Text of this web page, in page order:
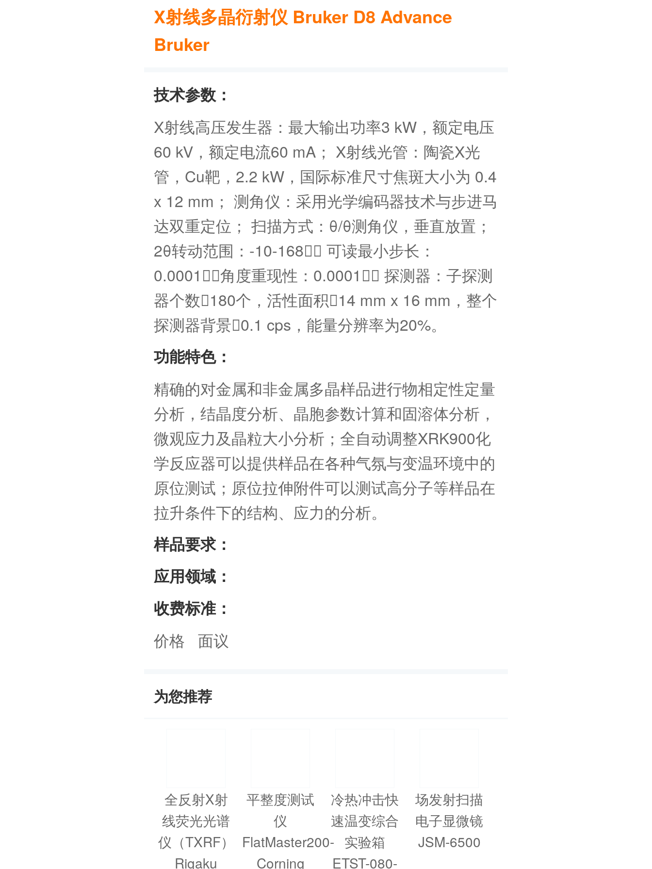
X射线多晶衍射仪 Bruker D8 Advance
Bruker
技术参数：
X射线高压发生器：最大输出功率3 kW，额定电压
60 kV，额定电流60 mA； X射线光管：陶瓷X光
管，Cu靶，2.2 kW，国际标准尺寸焦斑大小为 0.4
x 12 mm； 测角仪：采用光学编码器技术与步进马
达双重定位； 扫描方式：θ/θ测角仪，垂直放置；
2θ转动范围：-10-168； 可读最小步长：
0.0001；角度重现性：0.0001； 探测器：子探测
器个数180个，活性面积14 mm x 16 mm，整个
探测器背景0.1 cps，能量分辨率为20%。
功能特色：
精确的对金属和非金属多晶样品进行物相定性定量
分析，结晶度分析、晶胞参数计算和固溶体分析，
微观应力及晶粒大小分析；全自动调整XRK900化
学反应器可以提供样品在各种气氛与变温环境中的
原位测试；原位拉伸附件可以测试高分子等样品在
拉升条件下的结构、应力的分析。
样品要求：
应用领域：
收费标准：
价格 面议
为您推荐
全反射X射
线荧光光谱
仪（TXRF）
Rigaku
平整度测试
仪
FlatMaster200-
Corning
冷热冲击快
速温变综合
实验箱
ETST-080-
场发射扫描
电子显微镜
JSM-6500